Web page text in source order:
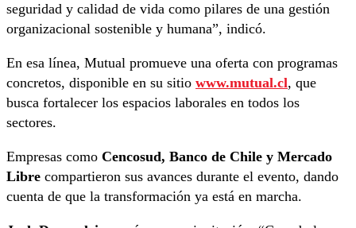
seguridad y calidad de vida como pilares de una gestión
organizacional sostenible y humana”, indicó.
En esa línea, Mutual promueve una oferta con programas
concretos, disponible en su sitio www.mutual.cl, que
busca fortalecer los espacios laborales en todos los
sectores.
Empresas como Cencosud, Banco de Chile y Mercado
Libre compartieron sus avances durante el evento, dando
cuenta de que la transformación ya está en marcha.